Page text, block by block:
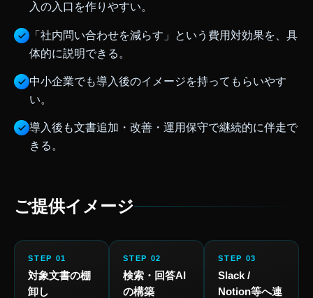
入の入口を作りやすい。
「社内問い合わせを減らす」という費用対効果を、具
体的に説明できる。
中小企業でも導入後のイメージを持ってもらいやす
い。
導入後も文書追加・改善・運用保守で継続的に伴走で
きる。
ご提供イメージ
STEP 01
対象文書の棚
卸し
STEP 02
検索・回答AI
の構築
STEP 03
Slack /
Notion等へ連